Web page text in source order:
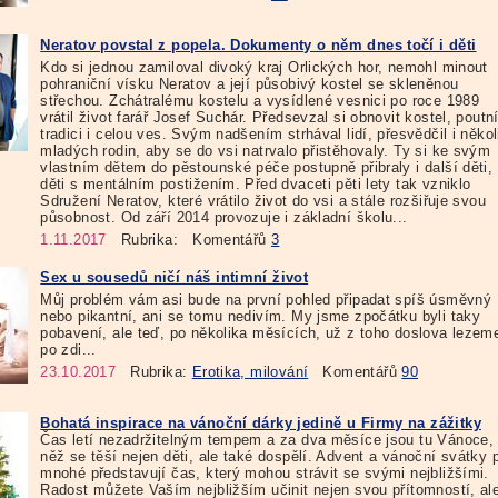
Neratov povstal z popela. Dokumenty o něm dnes točí i děti
Kdo si jednou zamiloval divoký kraj Orlických hor, nemohl minout
pohraniční vísku Neratov a její působivý kostel se skleněnou
střechou. Zchátralému kostelu a vysídlené vesnici po roce 1989
vrátil život farář Josef Suchár. Předsevzal si obnovit kostel, poutní
tradici i celou ves. Svým nadšením strhával lidí, přesvědčil i
mladých rodin, aby se do vsi natrvalo přistěhovaly. Ty si ke svým
vlastním dětem do pěstounské péče postupně přibraly i další děti,
děti s mentálním postižením. Před dvaceti pěti lety tak vzniklo
Sdružení Neratov, které vrátilo život do vsi a stále rozšiřuje svou
působnost. Od září 2014 provozuje i základní školu...
1.11.2017 Rubrika: Komentářů 3
Sex u sousedů ničí náš intimní život
Můj problém vám asi bude na první pohled připadat spíš úsměvný
nebo pikantní, ani se tomu nedivím. My jsme zpočátku byli taky
pobavení, ale teď, po několika měsících, už z toho doslova
po zdi...
23.10.2017 Rubrika: Erotika, milování Komentářů90
Bohatá inspirace na vánoční dárky jedině u Firmy na zážitky
Čas letí nezadržitelným tempem a za dva měsíce jsou tu Vánoce,
něž se těší nejen děti, ale také dospělí. Advent a vánoční svátky
mnohé představují čas, který mohou strávit se svými nejbližšími.
Radost můžete Vaším nejbližším učinit nejen svou přítomností,